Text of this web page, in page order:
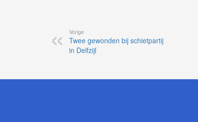
Vorige
Twee gewonden bij schietpartij
in Delfzijl